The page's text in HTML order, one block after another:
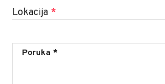
Lokacija *